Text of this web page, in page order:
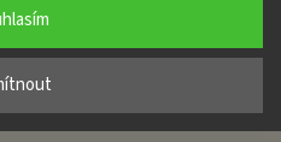
terroir.
od německého
a nejmodernější světovou enologií.
experimentovat, ale zároveň